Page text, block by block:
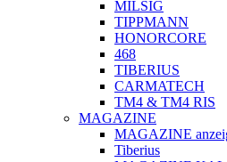
MILSIG
TIPPMANN
HONORCORE
468
TIBERIUS
CARMATECH
TM4 & TM4 RIS
MAGAZINE
MAGAZINE
Tiberius